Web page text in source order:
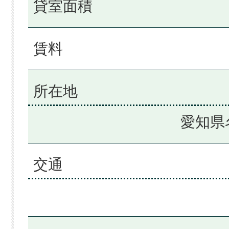
貸室面積
賃料
所在地
愛知
交通